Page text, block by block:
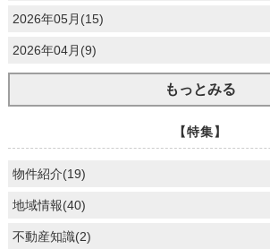
2026年05月(15)
2026年04月(9)
もっとみる
【特集】
物件紹介(19)
地域情報(40)
不動産知識(2)